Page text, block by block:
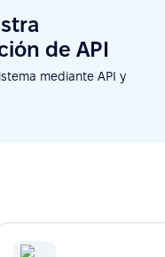
de API
mediante API y